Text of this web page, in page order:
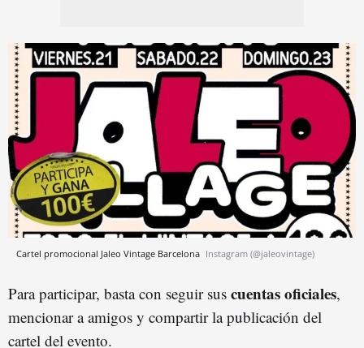
Cartel promocional Jaleo Vintage Barcelona Instagram (@jaleovintage)
Para participar, basta con seguir sus cuentas oficiales,
mencionar a amigos y compartir la publicación del
cartel del evento.